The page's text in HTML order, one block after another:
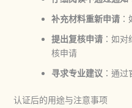
补充材料重新申请：
提出复核申请：如对
核申请
寻求专业建议 ：通
认证后的用途与注意事项